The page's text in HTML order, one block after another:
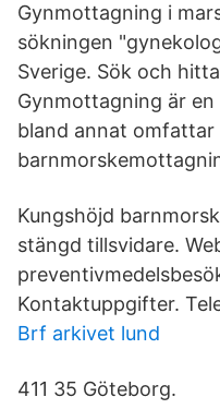
Gynmottagning i
sökningen
Sverige. Sök och
Gynmottagning är
bland annat omfattar
Kungshöjd
stängd tillsvidare.
Kontaktuppgifter.
Brf arkivet lund
411 35 Göteborg.